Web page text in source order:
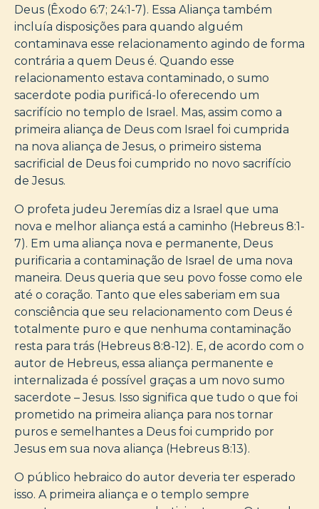
Deus (Êxodo 6:7; 24:1-7). Essa Aliança também
incluía disposições para quando alguém
contaminava esse relacionamento agindo de forma
contrária a quem Deus é. Quando esse
relacionamento estava contaminado, o sumo
sacerdote podia purificá-lo oferecendo um
sacrifício no templo de Israel. Mas, assim como a
primeira aliança de Deus com Israel foi cumprida
na nova aliança de Jesus, o primeiro sistema
sacrificial de Deus foi cumprido no novo sacrifício
de Jesus.
O profeta judeu Jeremías diz a Israel que uma
nova e melhor aliança está a caminho (Hebreus 8:1-
7). Em uma aliança nova e permanente, Deus
purificaria a contaminação de Israel de uma nova
maneira. Deus queria que seu povo fosse como ele
até o coração. Tanto que eles saberiam em sua
consciência que seu relacionamento com Deus é
totalmente puro e que nenhuma contaminação
resta para trás (Hebreus 8:8-12). E, de acordo com o
autor de Hebreus, essa aliança permanente e
internalizada é possível graças a um novo sumo
sacerdote – Jesus. Isso significa que tudo o que foi
prometido na primeira aliança para nos tornar
puros e semelhantes a Deus foi cumprido por
Jesus em sua nova aliança (Hebreus 8:13).
O público hebraico do autor deveria ter esperado
isso. A primeira aliança e o templo sempre